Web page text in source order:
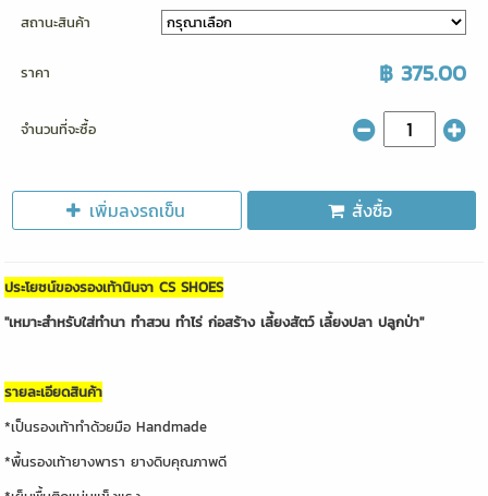
สถานะสินค้า
ราคา ฿ 375.00
จำนวนที่จะซื้อ
เพิ่มลงรถเข็น สั่งซื้อ
ประโยชน์ของรองเท้านินจา CS SHOES
"เหมาะสำหรับใส่ทำนา ทำสวน ทำไร่ ก่อสร้าง เลี้ยงสัตว์ เลี้ยงปลา ปลูกป่า"
รายละเอียดสินค้า
*เป็นรองเท้าทำด้วยมือ Handmade
*พื้นรองเท้ายางพารา ยางดิบคุณภาพดี